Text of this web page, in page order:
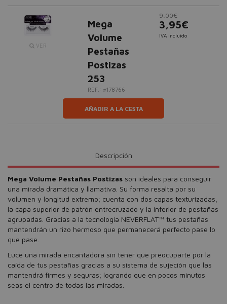
VER
Mega
Volume
Pestañas
Postizas
253
REF.: #178766
9,00€
3,95€
IVA incluido
AÑADIR A LA CESTA
Descripción
Mega Volume Pestañas Postizas son ideales para conseguir
una mirada dramática y llamativa. Su forma resalta por su
volumen y longitud extremo; cuenta con dos capas texturizadas,
la capa superior de patrón entrecruzado y la inferior de pestañas
agrupadas. Gracias a la tecnología NEVERFLAT™ tus pestañas
mantendrán un rizo hermoso que permanecerá perfecto pase lo
que pase.
Luce una mirada encantadora sin tener que preocuparte por la
caída de tus pestañas gracias a su sistema de sujeción que las
mantendrá firmes y seguras; logrando que en pocos minutos
seas el centro de todas las miradas.